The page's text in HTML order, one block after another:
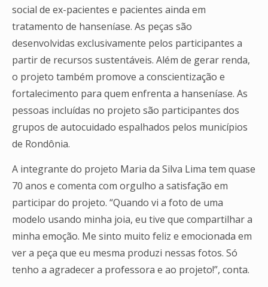
social de ex-pacientes e pacientes ainda em
tratamento de hanseníase. As peças são
desenvolvidas exclusivamente pelos participantes a
partir de recursos sustentáveis. Além de gerar renda,
o projeto também promove a conscientização e
fortalecimento para quem enfrenta a hanseníase. As
pessoas incluídas no projeto são participantes dos
grupos de autocuidado espalhados pelos municípios
de Rondônia.
A integrante do projeto Maria da Silva Lima tem quase
70 anos e comenta com orgulho a satisfação em
participar do projeto. “Quando vi a foto de uma
modelo usando minha joia, eu tive que compartilhar a
minha emoção. Me sinto muito feliz e emocionada em
ver a peça que eu mesma produzi nessas fotos. Só
tenho a agradecer a professora e ao projeto!”, conta.